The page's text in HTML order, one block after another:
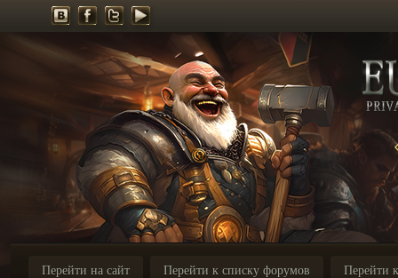
Перейти на сайт Перейти к списку форумов Перейти